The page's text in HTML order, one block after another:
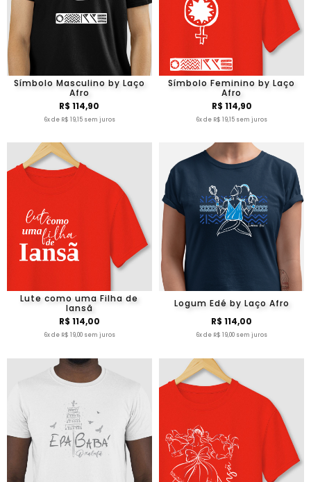
Símbolo Masculino by Laço
Afro
R$ 114,90
6x de R$ 19,15 sem juros
Símbolo Feminino by Laço
Afro
R$ 114,90
6x de R$ 19,15 sem juros
Lute como uma Filha de
Iansã
R$ 114,00
6x de R$ 19,00 sem juros
Logum Edé by Laço Afro
R$ 114,00
6x de R$ 19,00 sem juros